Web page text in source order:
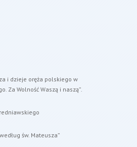
i dzieje oręża polskiego w
Za Wolność Waszą i naszą”.
św. Mateusza”